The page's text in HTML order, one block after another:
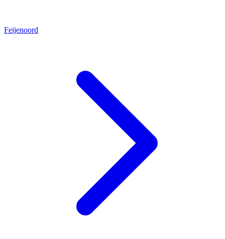
Feijenoord